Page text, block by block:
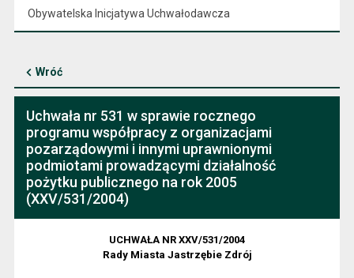
Obywatelska Inicjatywa Uchwałodawcza
Wróć
Uchwała nr 531 w sprawie rocznego
programu współpracy z organizacjami
pozarządowymi i innymi uprawnionymi
podmiotami prowadzącymi działalność
pożytku publicznego na rok 2005
(XXV/531/2004)
UCHWAŁA NR XXV/531/2004
Rady Miasta Jastrzębie Zdrój